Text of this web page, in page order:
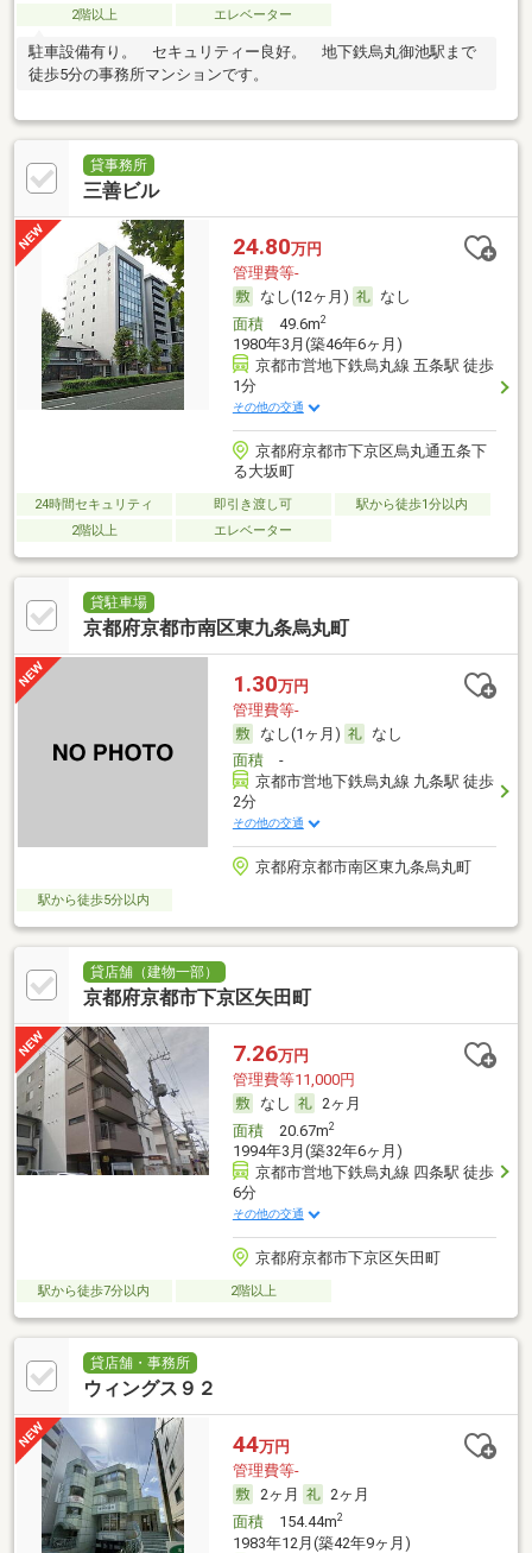
2階以上 エレベーター
駐車設備有り。 セキュリティー良好。 地下鉄烏丸御池駅まで
徒歩5分の事務所マンションです。
貸事務所
三善ビル
24.80万円
管理費等-
なし(12ヶ月)
なし
面積49.6m2
1980年3月(築46年6ヶ月)
京都市営地下鉄烏丸線 五条駅 徒歩
1分
その他の交通
京都府京都市下京区烏丸通五条下
る大坂町
24時間セキュリティ 即引き渡し可
駅から徒歩1分以内
2階以上
エレベーター
貸駐車場
京都府京都市南区東九条烏丸町
1.30万円
管理費等-
なし(1ヶ月)
なし
面積-
京都市営地下鉄烏丸線 九条駅 徒歩
2分
その他の交通
京都府京都市南区東九条烏丸町
駅から徒歩5分以内
貸店舗（建物一部）
京都府京都市下京区矢田町
7.26万円
管理費等11,000円
なし
2ヶ月
面積20.67m2
1994年3月(築32年6ヶ月)
京都市営地下鉄烏丸線 四条駅 徒歩
6分
その他の交通
京都府京都市下京区矢田町
駅から徒歩7分以内 2階以上
貸店舗・事務所
ウィングス９２
44万円
管理費等-
2ヶ月
2ヶ月
面積154.44m2
1983年12月(築42年9ヶ月)